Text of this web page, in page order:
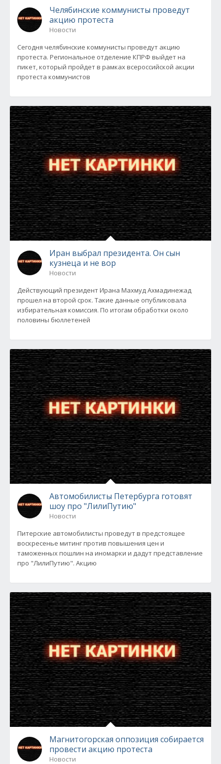
Челябинские коммунисты проведут
акцию протеста
Новости
Сегодня челябинские коммунисты проведут акцию
протеста. Региональное отделение КПРФ выйдет на
пикет, который пройдет в рамках всероссийской акции
протеста коммунистов
Иран выбрал президента. Он сын
кузнеца и не вор
Новости
Действующий президент Ирана Махмуд Ахмадинежад
прошел на второй срок. Такие данные опубликовала
избирательная комиссия. По итогам обработки около
половины бюллетеней
Автомобилисты Петербурга готовят
шоу про "ЛилиПутию"
Новости
Питерские автомобилисты проведут в предстоящее
воскресенье митинг против повышения цен и
таможенных пошлин на иномарки и дадут представление
про "ЛилиПутию". Акцию
Магнитогорская оппозиция собирается
провести акцию протеста
Новости